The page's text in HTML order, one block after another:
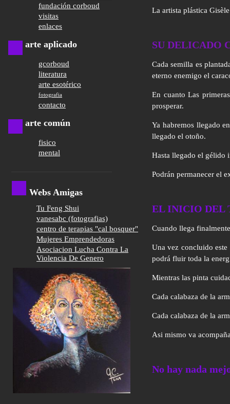
fundación corboud
visitas
enlaces
arte aplicado
gcorboud
literatura
arte esotérico
fotografia
contacto
arte común
fisico
mental
Webs Amigas
Tu Feng Shui
vanesabc (fotografias)
centro de terapias "cal bosquer"
Mujeres Emprendedoras
Asociacion Lucha Contra La
Violencia De Genero
La artista plástica
SU DELICADO
Cada semilla es
eterno enemigo el
En cuanto Las
prosperar.
Ya habremos llegado
llegado el otoño.
Hasta llegado el gélido
Podrán permanecer el
EL INICIO DEL
Cuando llega
Una vez concluido
podrá fluir toda la
Mientras las pinta
Cada calabaza de la
Cada calabaza de la
Asi mismo va
No hay nada